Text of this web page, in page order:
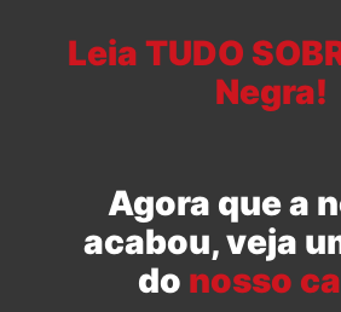
Leia TUDO
Negra!
Agora que a
acabou, veja
do nosso